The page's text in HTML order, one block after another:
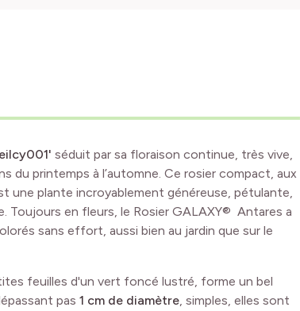
séduit par sa floraison continue, très vive,
du printemps à l’automne. Ce rosier compact, aux
une plante incroyablement généreuse, pétulante,
Toujours en fleurs, le Rosier GALAXY® Antares a
sans effort, aussi bien au jardin que sur le
feuilles d'un vert foncé lustré, forme un bel
pas 1 cm de diamètre, simples, elles sont